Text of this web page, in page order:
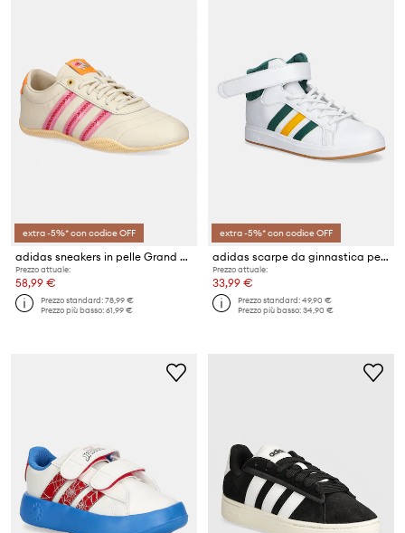
extra -5%* con codice OFF
adidas sneakers in pelle Grand Court
Prezzo attuale:
58,99 €
Prezzo standard:78,99 €
Prezzo più basso:61,99 €
extra -5%* con codice OFF
adidas scarpe da ginnastica per bambini GRAND COURT MID
Prezzo attuale:
33,99 €
Prezzo standard:49,90 €
Prezzo più basso:34,90 €